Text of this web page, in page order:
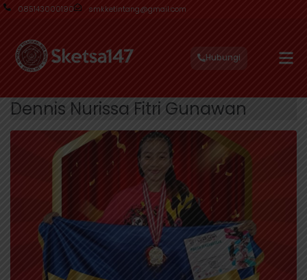
085143000190 smkketintang@gmail.com
Hubungi
Dennis Nurissa Fitri Gunawan